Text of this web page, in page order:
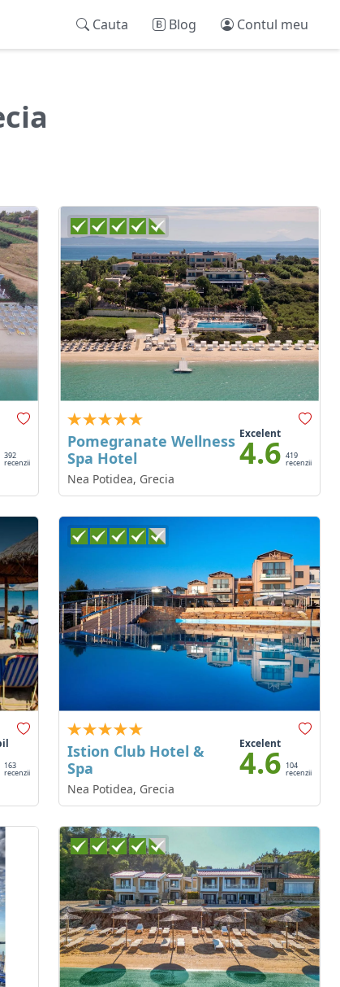
Cauta Blog Contul meu
392
recenzii
Pomegranate Wellness
Spa Hotel
Nea Potidea, Grecia
Excelent
4.6 419
recenzii
163
recenzii
Istion Club Hotel &
Spa
Nea Potidea, Grecia
Excelent
4.6 104
recenzii